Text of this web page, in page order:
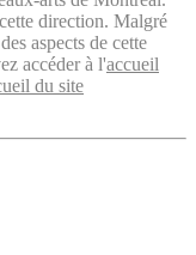
direction. Malgré
aspects de cette
accéder à l'accueil
du site